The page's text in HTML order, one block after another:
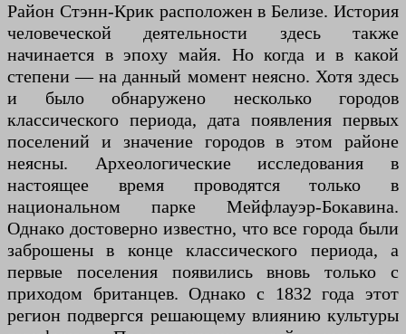
Район Стэнн-Крик расположен в Белизе. История
человеческой деятельности здесь также
начинается в эпоху майя. Но когда и в какой
степени — на данный момент неясно. Хотя здесь
и было обнаружено несколько городов
классического периода, дата появления первых
поселений и значение городов в этом районе
неясны. Археологические исследования в
настоящее время проводятся только в
национальном парке Мейфлауэр-Бокавина.
Однако достоверно известно, что все города были
заброшены в конце классического периода, а
первые поселения появились вновь только с
приходом британцев. Однако с 1832 года этот
регион подвергся решающему влиянию культуры